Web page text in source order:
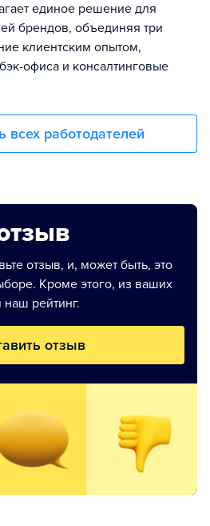
единое решение для
брендов, объединяя три
клиентским опытом,
офиса и консалтинговые
всех работодателей
отзыв, и, может быть, это
Кроме этого, из ваших
рейтинг.
отзыв